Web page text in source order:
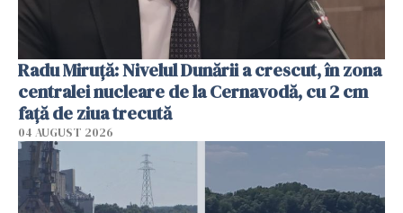
Radu Miruţă: Nivelul Dunării a crescut, în zona
centralei nucleare de la Cernavodă, cu 2 cm
faţă de ziua trecută
04 AUGUST 2026